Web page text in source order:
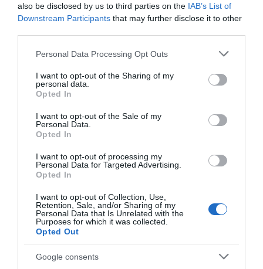
also be disclosed by us to third parties on the IAB’s List of
Downstream Participants that may further disclose it to other
Please note that this website/app uses one or more Google
not limited to your visit or usage behaviour. You may click to
grant or deny consent to Google and its third-party tags to
use your data for below specified purposes in below Google
consent section.
Personal Data Processing Opt Outs
I want to opt-out of the Sharing of my
personal data.
Opted In
I want to opt-out of the Sale of my
Personal Data.
Opted In
I want to opt-out of processing my
Personal Data for Targeted Advertising.
Opted In
I want to opt-out of Collection, Use,
Retention, Sale, and/or Sharing of my
Personal Data that Is Unrelated with the
Purposes for which it was collected.
Opted Out
Google consents
PRODUTOS E MARCAS
DHRT celebra dois anos com evento que junta música,
moda e criatividade no Funchal
PRAZERES